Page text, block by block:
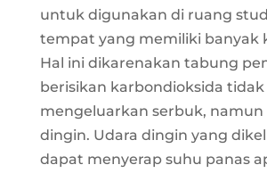
untuk digunakan di ruang
tempat yang memiliki banyak
Hal ini dikarenakan tabung
berisikan karbondioksida tidak
mengeluarkan serbuk, namun
dingin. Udara dingin yang
dapat menyerap suhu panas